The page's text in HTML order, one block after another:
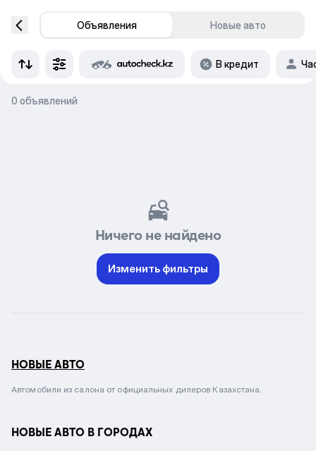
Объявления Новые авто
В кредит
0 объявлений
Ничего не найдено
Изменить фильтры
НОВЫЕ АВТО
Автомобили из салона от официальных дилеров Казахстана.
НОВЫЕ АВТО В ГОРОДАХ